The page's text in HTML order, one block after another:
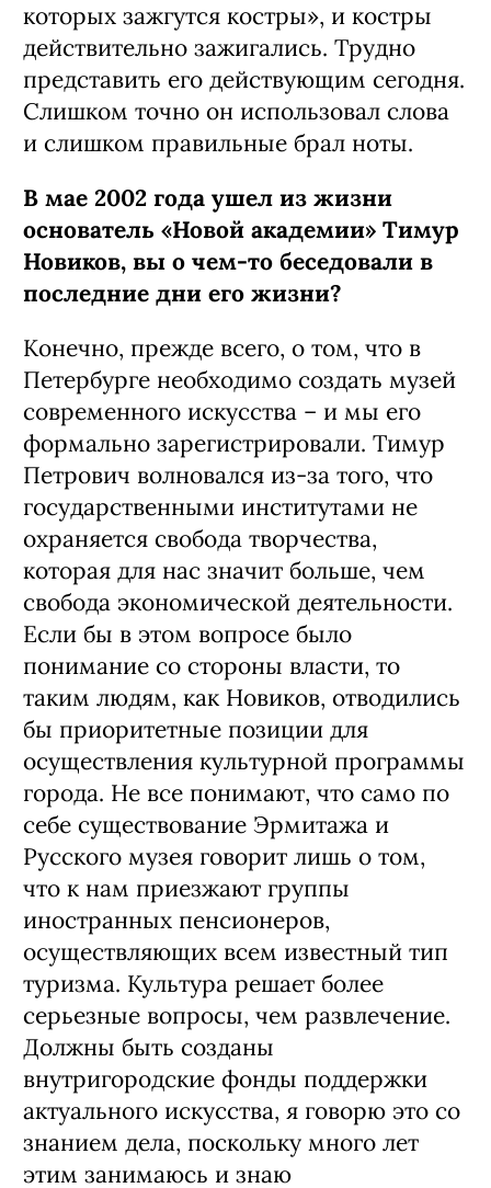
которых зажгутся костры», и костры
действительно зажигались. Трудно
представить его действующим сегодня.
Слишком точно он использовал слова
и слишком правильные брал ноты.
В мае 2002 года ушел из жизни
основатель «Новой академии» Тимур
Новиков, вы о чем-то беседовали в
последние дни его жизни?
Конечно, прежде всего, о том, что в
Петербурге необходимо создать музей
современного искусства – и мы его
формально зарегистрировали. Тимур
Петрович волновался из-за того, что
государственными институтами не
охраняется свобода творчества,
которая для нас значит больше, чем
свобода экономической деятельности.
Если бы в этом вопросе было
понимание со стороны власти, то
таким людям, как Новиков, отводились
бы приоритетные позиции для
осуществления культурной программы
города. Не все понимают, что само по
себе существование Эрмитажа и
Русского музея говорит лишь о том,
что к нам приезжают группы
иностранных пенсионеров,
осуществляющих всем известный тип
туризма. Культура решает более
серьезные вопросы, чем развлечение.
Должны быть созданы
внутригородские фонды поддержки
актуального искусства, я говорю это со
знанием дела, поскольку много лет
этим занимаюсь и знаю